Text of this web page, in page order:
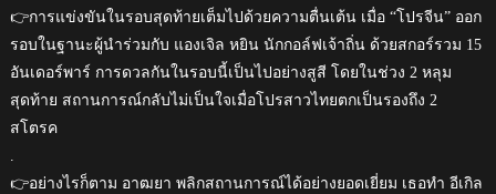
👉การแข่งขันในรอบสุดท้ายเต็มไปด้วยความตื่นเต้น เมื่อ “โปรจีน” ออก
รอบในฐานะผู้นำร่วมกับ แองเจิล หยิน นักกอล์ฟเจ้าถิ่น ด้วยสกอร์รวม 15
อันเดอร์พาร์ การดวลกันในรอบนี้เป็นไปอย่างสูสี โดยในช่วง 2 หลุม
สุดท้าย สถานการณ์กลับไม่เป็นใจเมื่อโปรสาวไทยตกเป็นรองถึง 2
สโตรค
.
👉อย่างไรก็ตาม อาฒยา พลิกสถานการณ์ได้อย่างยอดเยี่ยม เธอทำ อีเกิล